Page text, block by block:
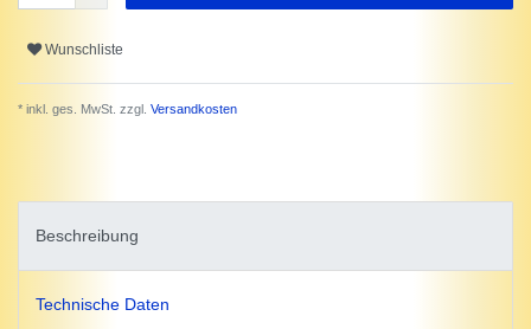
Wunschliste
* inkl. ges. MwSt. zzgl. Versandkosten
Beschreibung
Technische Daten